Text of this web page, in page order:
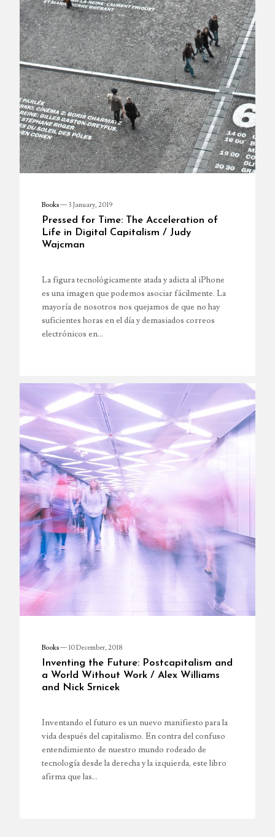
Books—3 January, 2019
Pressed for Time: The Acceleration of
Life in Digital Capitalism / Judy
Wajcman
La figura tecnológicamente atada y adicta al iPhone
es una imagen que podemos asociar fácilmente. La
mayoría de nosotros nos quejamos de que no hay
suficientes horas en el día y demasiados correos
electrónicos en…
Books— 10 December, 2018
Inventing the Future: Postcapitalism and
a World Without Work / Alex Williams
and Nick Srnicek
Inventando el futuro es un nuevo manifiesto para la
vida después del capitalismo. En contra del confuso
entendimiento de nuestro mundo rodeado de
tecnología desde la derecha y la izquierda, este libro
afirma que las…